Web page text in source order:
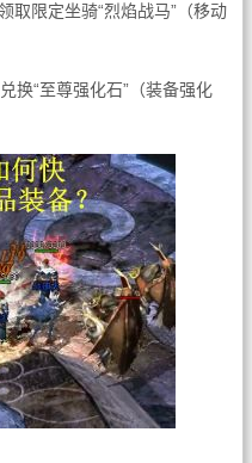
取限定坐骑“烈焰战马”（移动
换“至尊强化石”（装备强化